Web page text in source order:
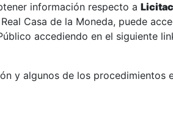
información respecto a
Casa de la Moneda, puede
accediendo en el siguiente
y algunos de los procedimientos